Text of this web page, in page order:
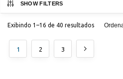
SHOW FILTERS
Exibindo 1–16 de 40 resultados
1 2 3